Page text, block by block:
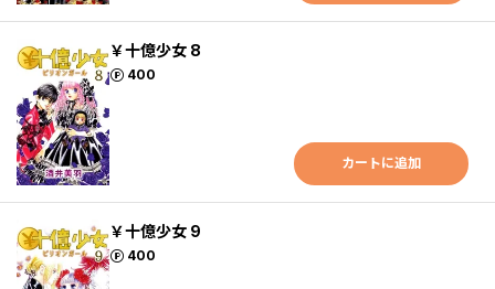
￥十億少女 8
400
ポイント
カートに追加
￥十億少女 9
400
ポイント